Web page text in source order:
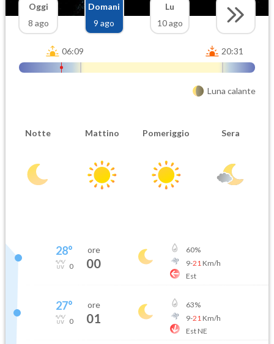
Oggi
8 ago
Domani
9 ago
Lu
10 ago
06:09 20:31
Luna calante
Notte Mattino Pomeriggio Sera
28°
0
ore
00
60%
9-21 Km/h
Est
27°
0
ore
01
63%
9-21 Km/h
Est NE